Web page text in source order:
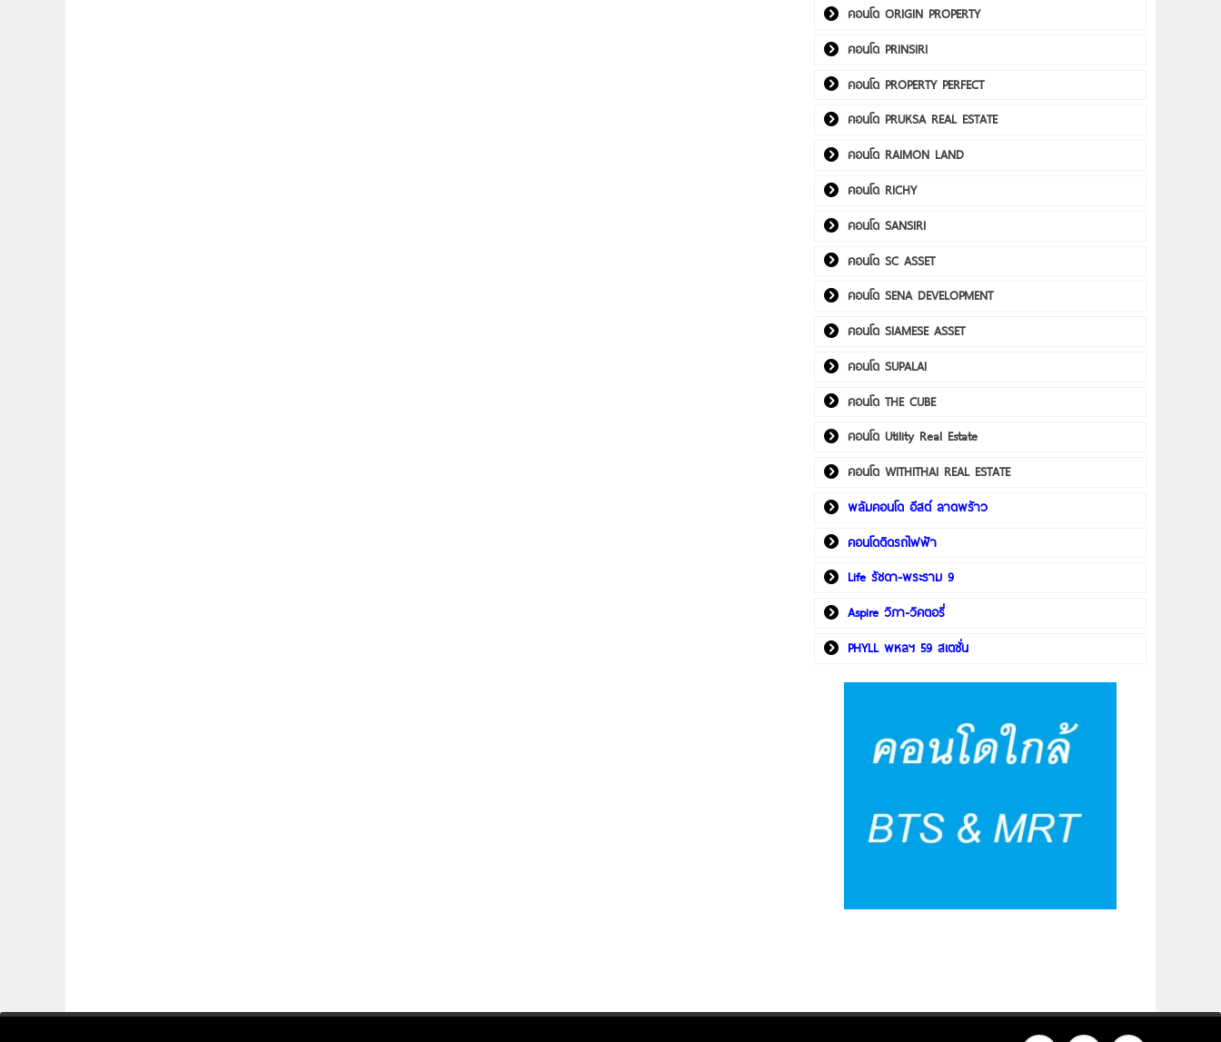
คอนโด ORIGIN PROPERTY
คอนโด PRINSIRI
คอนโด PROPERTY PERFECT
คอนโด PRUKSA REAL ESTATE
คอนโด RAIMON LAND
คอนโด RICHY
คอนโด SANSIRI
คอนโด SC ASSET
คอนโด SENA DEVELOPMENT
คอนโด SIAMESE ASSET
คอนโด SUPALAI
คอนโด THE CUBE
คอนโด Utility Real Estate
คอนโด WITHITHAI REAL ESTATE
พลัมคอนโด อีสต์ ลาดพร้าว
คอนโดติดรถไฟฟ้า
Life รัชดา-พระราม 9
Aspire วิภา-วิคตอรี่
PHYLL พหลฯ 59 สเตชั่น